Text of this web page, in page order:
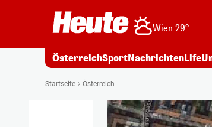
Wien 29°
ÖsterreichSportNachrichtenLife
Startseite Österreich